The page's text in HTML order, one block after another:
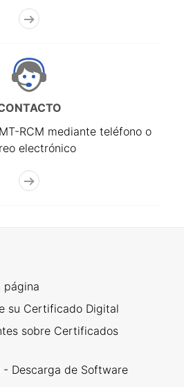
RCM mediante teléfono o
electrónico
página
su Certificado Digital
sobre Certificados
Descarga de Software